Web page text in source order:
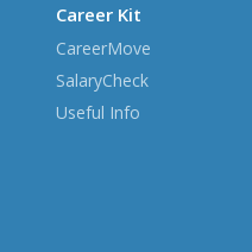
Career Kit
CareerMove
SalaryCheck
Useful Info